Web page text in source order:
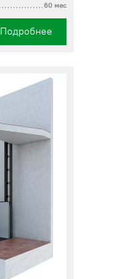
60 мес
Подробнее